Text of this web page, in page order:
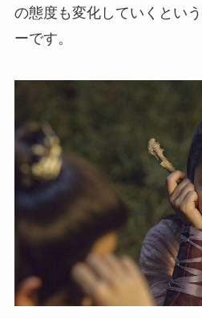
の態度も変化していくとい
ーです。